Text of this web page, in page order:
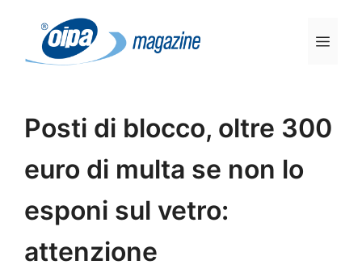
contenuto
Posti di blocco, oltre 300
euro di multa se non lo
esponi sul vetro:
attenzione